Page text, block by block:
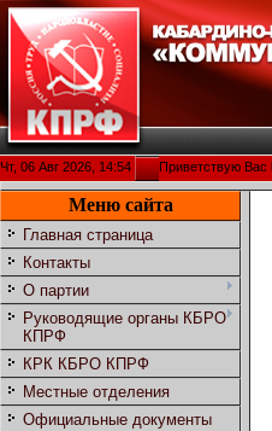
Чт, 06 Авг 2026, 14:54 Приветствую Вас
Меню сайта
Главная страница
Контакты
О партии
Руководящие органы КБРО
КПРФ
КРК КБРО КПРФ
Местные отделения
Официальные документы